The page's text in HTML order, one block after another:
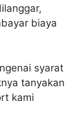
biaya
syarat
tanyakan
kami